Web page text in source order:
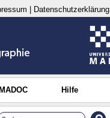
Datenschutzerklärung
Hilfe